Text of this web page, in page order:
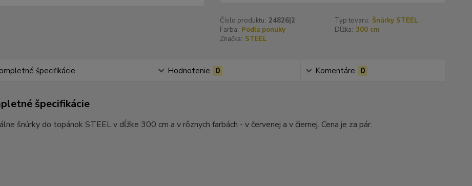
Číslo produktu: 24826|2 Typ tovaru: Šnúrky STEEL
Farba: Podľa ponuky Dĺžka: 300 cm
Značka: STEEL
špecifikácie Hodnotenie 0 Komentáre 0
špecifikácie
šnúrky do topánok STEEL v dĺžke 300 cm a v rôznych farbách - v červenej a v čiernej. Cena je za pár.